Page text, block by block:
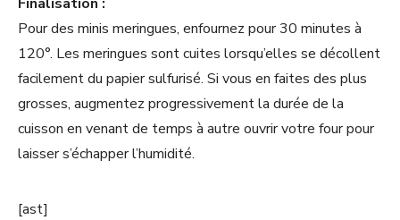
Pour des minis meringues, enfournez pour 30 minutes à
120°. Les meringues sont cuites lorsqu’elles se décollent
facilement du papier sulfurisé. Si vous en faites des plus
grosses, augmentez progressivement la durée de la
cuisson en venant de temps à autre ouvrir votre four pour
laisser s’échapper l’humidité.
[ast]